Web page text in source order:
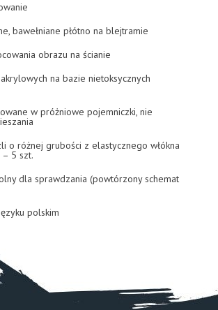
bawełniane płótno na blejtramie
obrazu na ścianie
na bazie nietoksycznych
w próżniowe pojemniczki, nie
o różnej grubości z elastycznego włókna
5 szt.
dla sprawdzania (powtórzony schemat
polskim